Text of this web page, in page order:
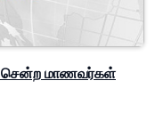
சென்ற மாணவர்கள்